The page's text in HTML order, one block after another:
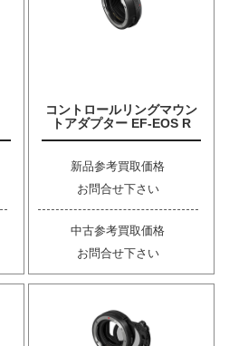
コントロールリングマウン
トアダプター EF-EOS R
新品参考買取価格
お問合せ下さい
中古参考買取価格
お問合せ下さい